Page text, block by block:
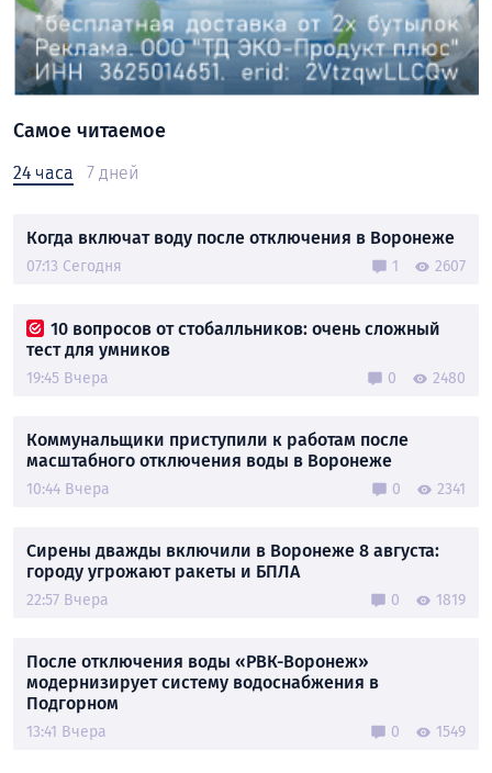
Самое читаемое
24 часа 7 дней
Когда включат воду после отключения в Воронеже
07:13 Сегодня 1 2607
10 вопросов от стобалльников: очень сложный
тест для умников
19:45 Вчера 0 2480
Коммунальщики приступили к работам после
масштабного отключения воды в Воронеже
10:44 Вчера 0 2341
Сирены дважды включили в Воронеже 8 августа:
городу угрожают ракеты и БПЛА
22:57 Вчера 0 1819
После отключения воды «РВК-Воронеж»
модернизирует систему водоснабжения в
Подгорном
13:41 Вчера 0 1549